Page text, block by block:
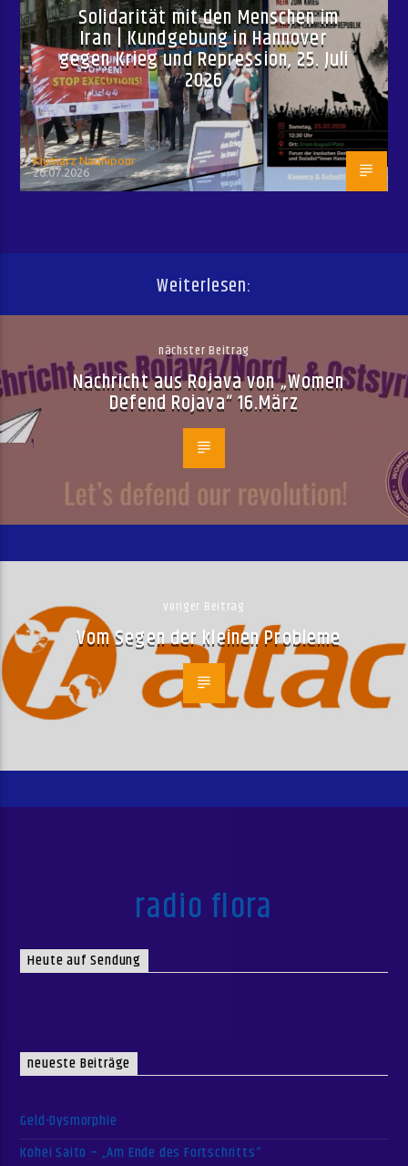
Solidarität mit den Menschen im
Iran | Kundgebung in Hannover
gegen Krieg und Repression, 25. Juli
2026
Kiumarz Naghipour
26.07.2026
Weiterlesen:
nächster Beitrag
Nachricht aus Rojava von „Women
Defend Rojava“ 16.März
voriger Beitrag
Vom Segen der kleinen Probleme
radio flora
Heute auf Sendung
neueste Beiträge
Geld-Dysmorphie
Kohei Saito – „Am Ende des Fortschritts“